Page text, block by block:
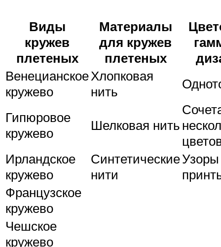
Виды
кружев
плетеных
Материалы
для кружев
плетеных
Венецианское
кружево
Хлопковая
нить
Гипюровое
кружево
Шелковая нить
Ирландское
кружево
Синтетические
нити
Французское
кружево
Чешское
кружево